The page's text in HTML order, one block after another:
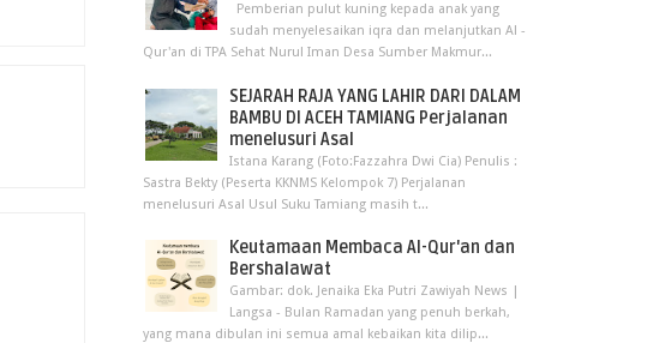
Pemberian pulut kuning kepada anak yang
sudah menyelesaikan iqra dan melanjutkan Al -
Qur'an di TPA Sehat Nurul Iman Desa Sumber Makmur...
SEJARAH RAJA YANG LAHIR DARI DALAM
BAMBU DI ACEH TAMIANG Perjalanan
menelusuri Asal
Istana Karang (Foto:Fazzahra Dwi Cia) Penulis :
Sastra Bekty (Peserta KKNMS Kelompok 7) Perjalanan
menelusuri Asal Usul Suku Tamiang masih t...
Keutamaan Membaca Al-Qur'an dan
Bershalawat
Gambar: dok. Jenaika Eka Putri Zawiyah News |
Langsa - Bulan Ramadan yang penuh berkah,
yang mana dibulan ini semua amal kebaikan kita dilip...